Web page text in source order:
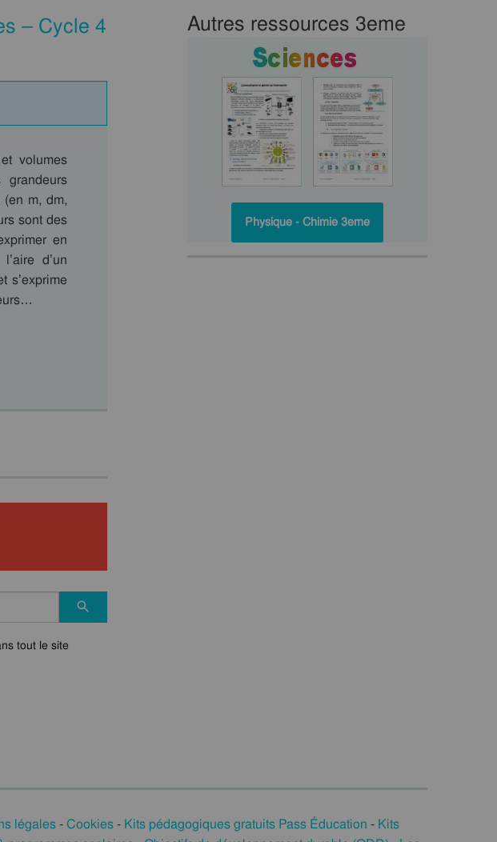
– Cycle 4
volumes
grandeurs
m, dm,
sont des
en
d’un
s’exprime
tout le site
Autres ressources 3eme
Physique - Chimie 3eme
légales-Cookies- Kits pédagogiques gratuits Pass Éducation - Kits